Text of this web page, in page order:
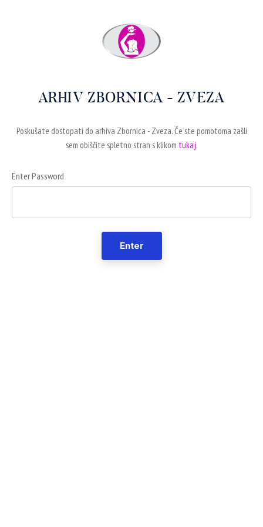
ARHIV ZBORNICA - ZVEZA
Poskušate dostopati do arhiva Zbornica - Zveza. Če ste pomotoma zašli
sem obiščite spletno stran s klikom tukaj.
Enter Password
Enter